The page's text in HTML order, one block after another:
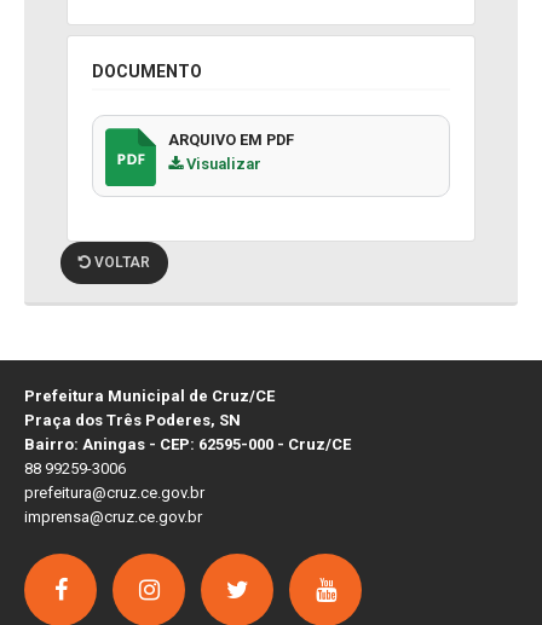
DOCUMENTO
ARQUIVO EM PDF
Visualizar
VOLTAR
Prefeitura Municipal de Cruz/CE
Praça dos Três Poderes, SN
Bairro: Aningas - CEP: 62595-000 - Cruz/CE
88 99259-3006
prefeitura@cruz.ce.gov.br
imprensa@cruz.ce.gov.br